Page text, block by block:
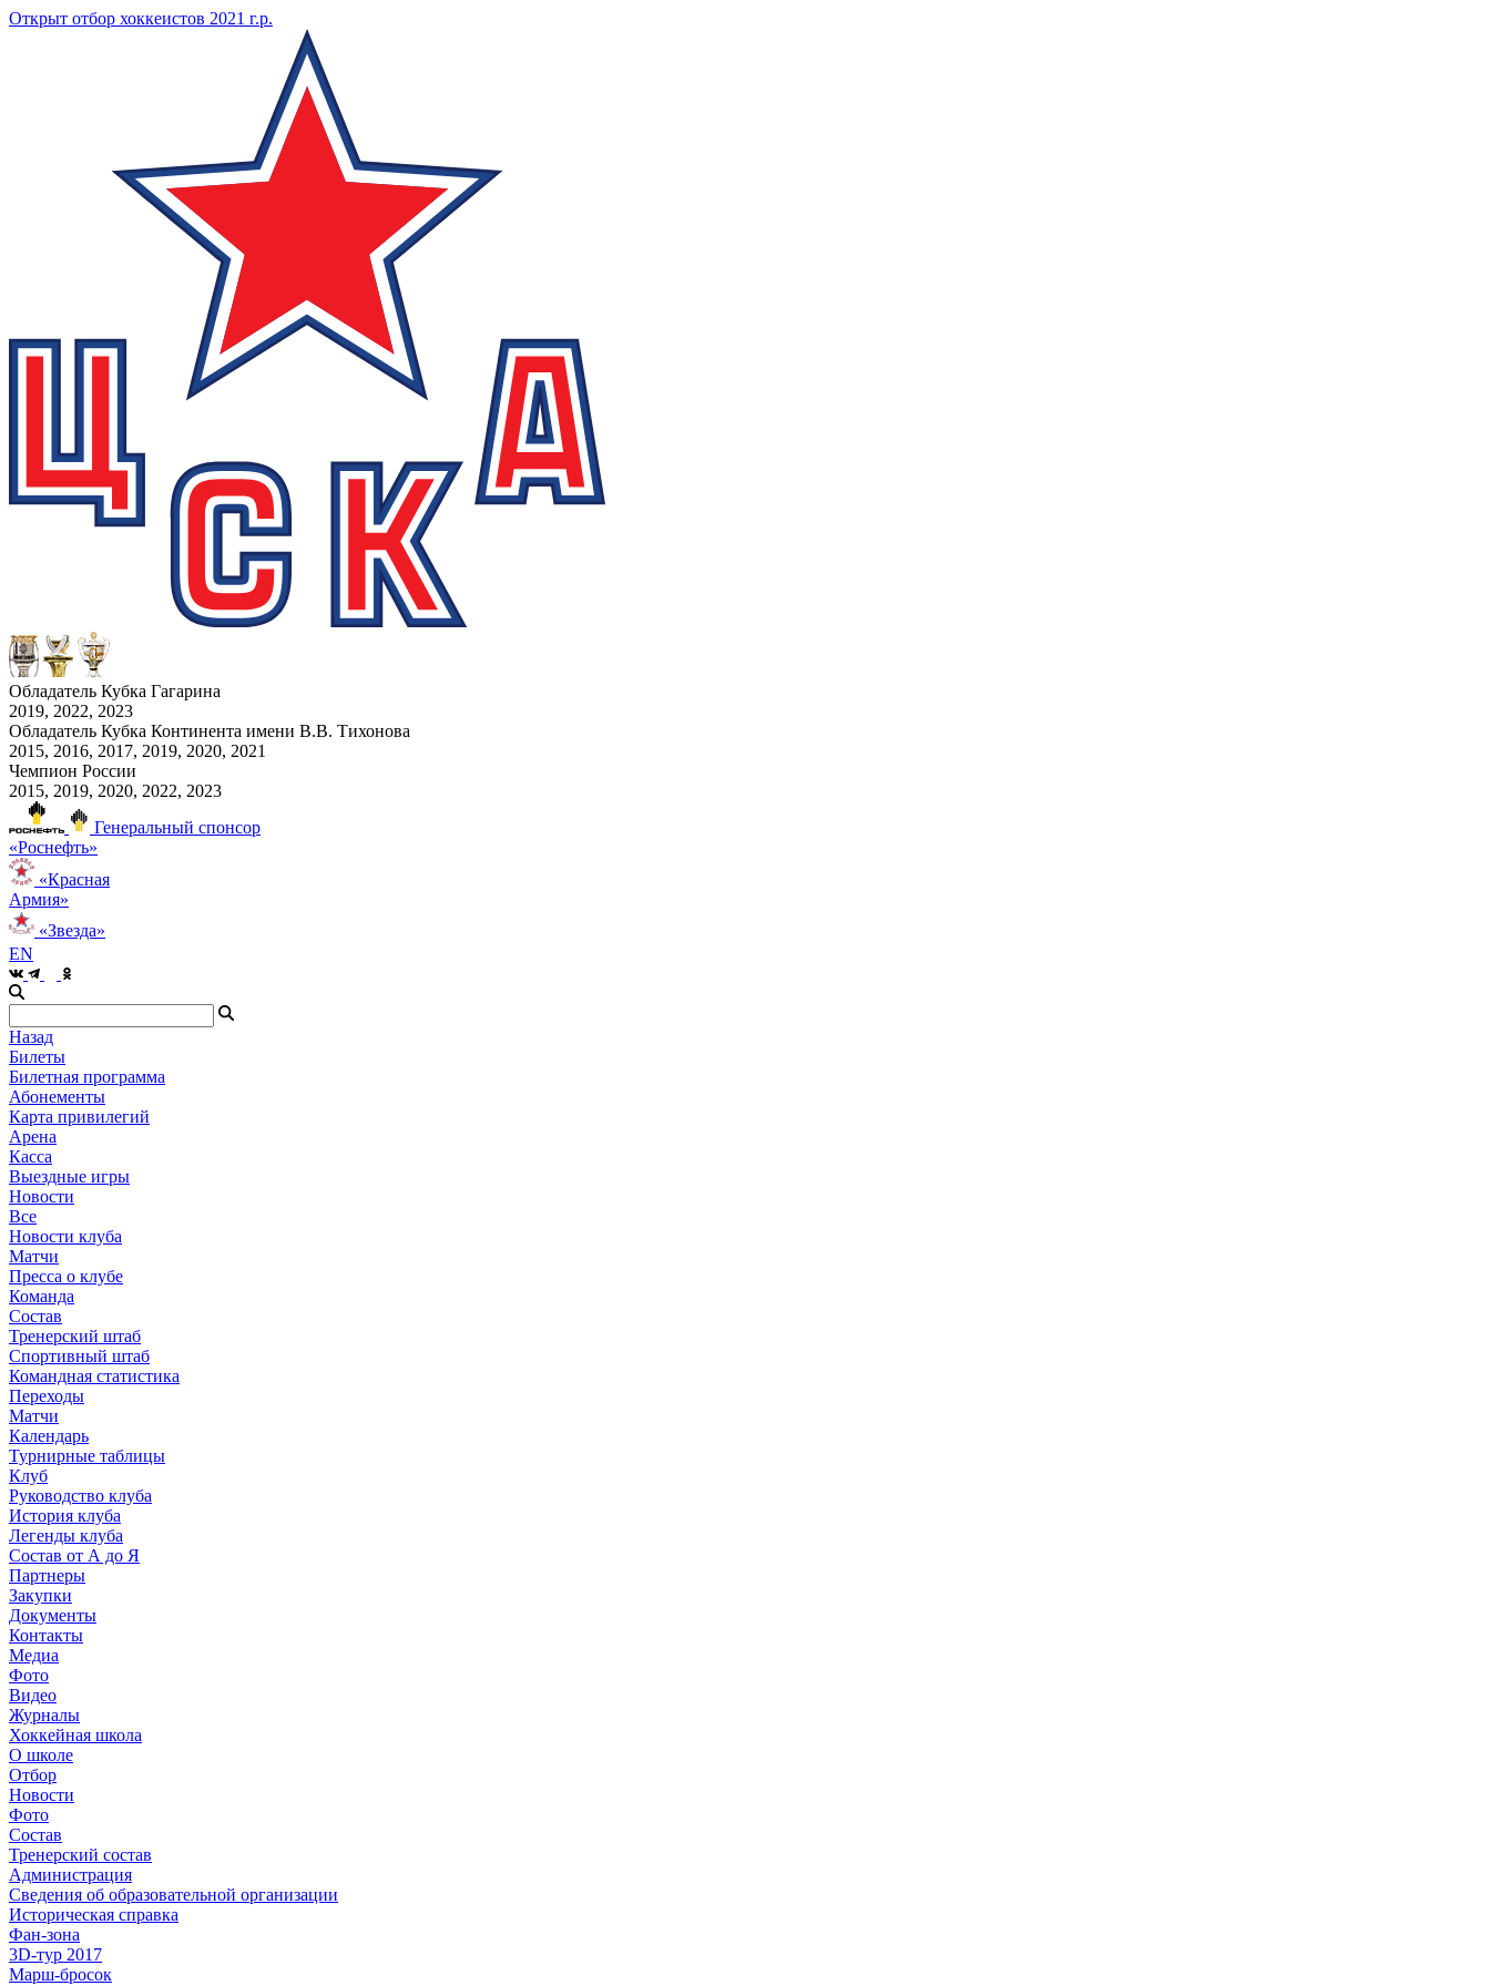
Открыт отбор хоккеистов 2021 г.р.
Обладатель Кубка Гагарина
2019, 2022, 2023
Обладатель Кубка Континента имени В.В. Тихонова
2015, 2016, 2017, 2019, 2020, 2021
Чемпион России
2015, 2019, 2020, 2022, 2023
Генеральный спонсор
«Роснефть»
«Красная
Армия»
«Звезда»
EN
Назад
Билеты
Билетная программа
Абонементы
Карта привилегий
Арена
Касса
Выездные игры
Новости
Все
Новости клуба
Матчи
Пресса о клубе
Команда
Состав
Тренерский штаб
Спортивный штаб
Командная статистика
Переходы
Матчи
Календарь
Турнирные таблицы
Клуб
Руководство клуба
История клуба
Легенды клуба
Состав от А до Я
Партнеры
Закупки
Документы
Контакты
Медиа
Фото
Видео
Журналы
Хоккейная школа
О школе
Отбор
Новости
Фото
Состав
Тренерский состав
Администрация
Сведения об образовательной организации
Историческая справка
Фан-зона
3D-тур 2017
Марш-бросок